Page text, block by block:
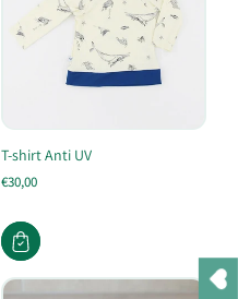
T-shirt Anti UV
€30,00